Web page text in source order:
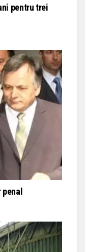
pentru trei